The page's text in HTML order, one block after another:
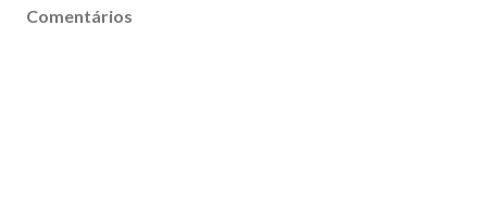
Comentários